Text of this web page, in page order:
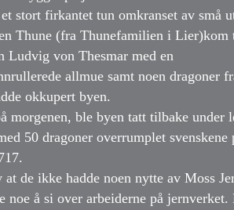
stort firkantet tun omkranset av små
Thune (fra Thunefamilien i
Ludvig von Thesmar med en
allmue samt noen dragoner
okkupert byen.
morgenen, ble byen tatt tilbake
50 dragoner overrumplet
at de ikke hadde noen nytte av Moss
noe å si over arbeiderne på